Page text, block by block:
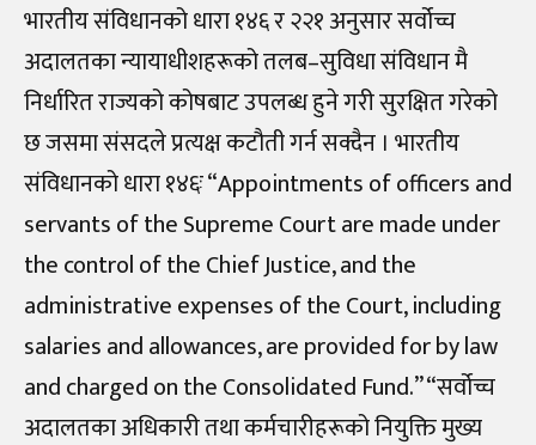
भारतीय संविधानको धारा १४६ र २२१ अनुसार सर्वोच्च
अदालतका न्यायाधीशहरूको तलब–सुविधा संविधान मै
निर्धारित राज्यको कोषबाट उपलब्ध हुने गरी सुरक्षित गरेको
छ जसमा संसदले प्रत्यक्ष कटौती गर्न सक्दैन । भारतीय
संविधानको धारा १४६ः “Appointments of officers and
servants of the Supreme Court are made under
the control of the Chief Justice, and the
administrative expenses of the Court, including
salaries and allowances, are provided for by law
and charged on the Consolidated Fund.” “सर्वोच्च
अदालतका अधिकारी तथा कर्मचारीहरूको नियुक्ति मुख्य